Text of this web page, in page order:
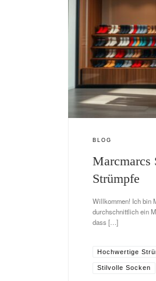
BLOG
Marcmarcs
Strümpfe
Willkommen! Ich bin
durchschnittlich ein
dass […]
Hochwertige
Stilvolle Socken